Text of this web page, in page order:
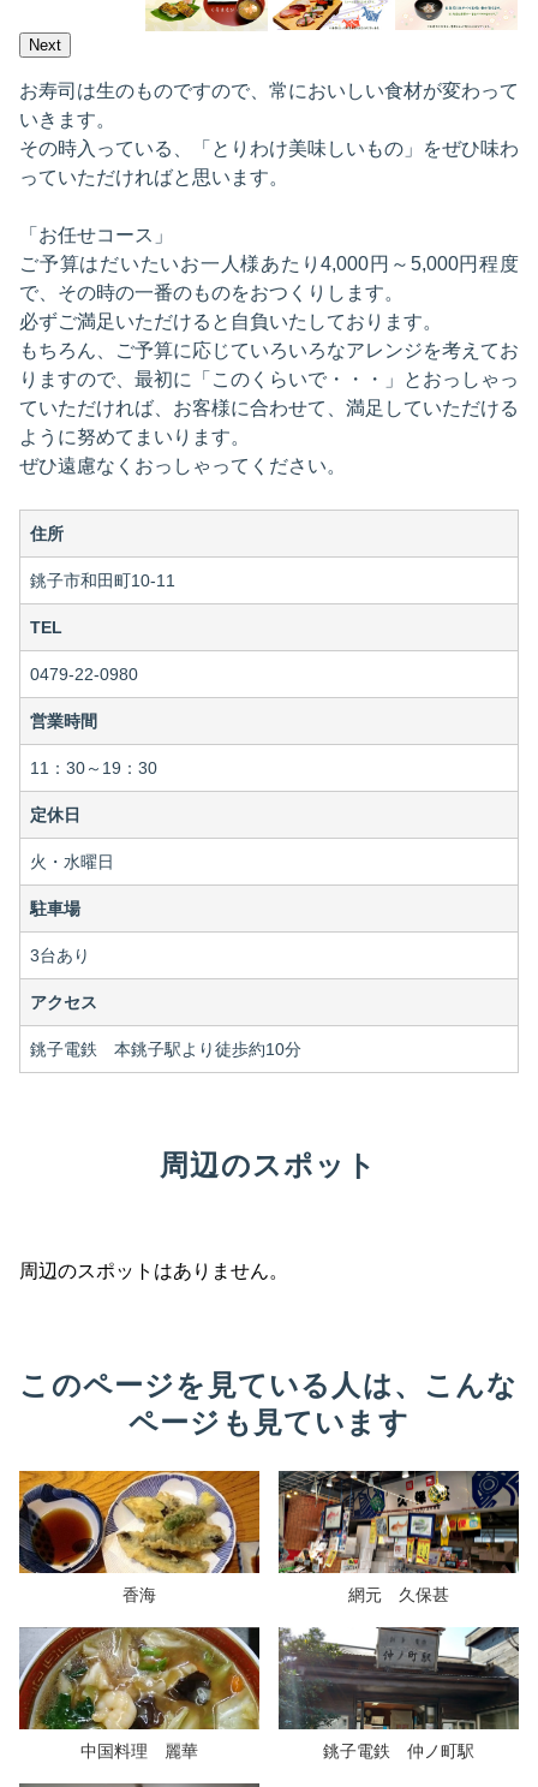
Next
お寿司は生のものですので、常においしい食材が変わって
いきます。
その時入っている、「とりわけ美味しいもの」をぜひ味わ
っていただければと思います。
「お任せコース」
ご予算はだいたいお一人様あたり4,000円～5,000円程度
で、その時の一番のものをおつくりします。
必ずご満足いただけると自負いたしております。
もちろん、ご予算に応じていろいろなアレンジを考えてお
りますので、最初に「このくらいで・・・」とおっしゃっ
ていただければ、お客様に合わせて、満足していただける
ように努めてまいります。
ぜひ遠慮なくおっしゃってください。
住所
銚子市和田町10-11
TEL
0479-22-0980
営業時間
11：30～19：30
定休日
火・水曜日
駐車場
3台あり
アクセス
銚子電鉄 本銚子駅より徒歩約10分
周辺のスポット
周辺のスポットはありません。
このページを見ている人は、こんな
ページも見ています
香海 網元 久保甚
中国料理 麗華 銚子電鉄 仲ノ町駅